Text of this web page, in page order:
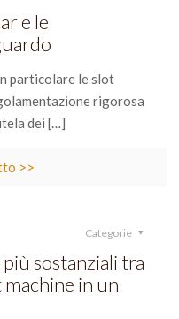
e le
particolare le slot
rigorosa
dei […]
>>
Categorie
sostanziali tra
machine in un